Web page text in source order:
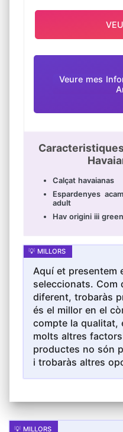
Veure mes
Calçat havaianas
Espardenyes
adult
Hav origini iii
Aquí et presentem
seleccionats. Com
diferent, trobaràs
és el millor en el
compte la qualitat,
molts altres
productes no són
i trobaràs altres